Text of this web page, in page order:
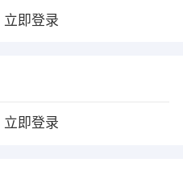
立即登录
立即登录